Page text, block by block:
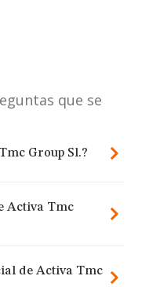
que se
Group Sl.?
Activa Tmc
de Activa Tmc